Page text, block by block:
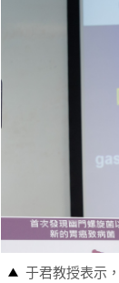
于君教授表示